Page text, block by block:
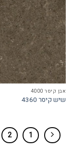
אבן קיסר 4000
שיש קיסר 4360
1
2